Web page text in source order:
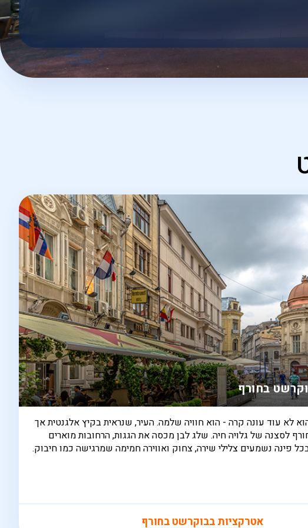
בחורף
לא עוד עונה קרה - הוא חוויה שלמה. העיר, שנראית בקיץ אלגנטית אך
לסצנה של גלויה חיה. שלג לבן מכסה את הגגות, הרחובות מוארים
פינה נשמעים צלילי שירה, צחוק ואווירה חמימה שמרגישה כמו חיבוק.
אטרקציות בבוקרשט בחורף